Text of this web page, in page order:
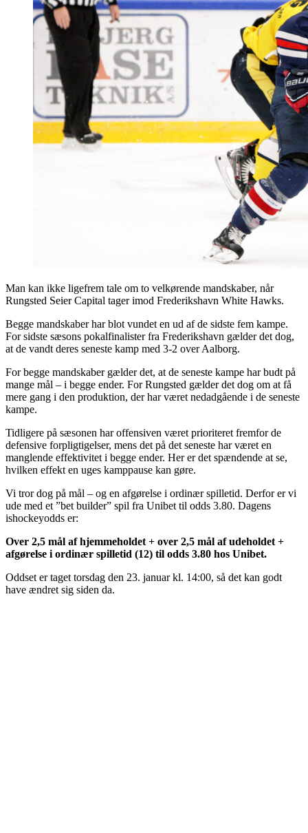
Man kan ikke ligefrem tale om to velkørende mandskaber, når
Rungsted Seier Capital tager imod Frederikshavn White Hawks.
Begge mandskaber har blot vundet en ud af de sidste fem kampe.
For sidste sæsons pokalfinalister fra Frederikshavn gælder det dog,
at de vandt deres seneste kamp med 3-2 over Aalborg.
For begge mandskaber gælder det, at de seneste kampe har budt på
mange mål – i begge ender. For Rungsted gælder det dog om at få
mere gang i den produktion, der har været nedadgående i de seneste
kampe.
Tidligere på sæsonen har offensiven været prioriteret fremfor de
defensive forpligtigelser, mens det på det seneste har været en
manglende effektivitet i begge ender. Her er det spændende at se,
hvilken effekt en uges kamppause kan gøre.
Vi tror dog på mål – og en afgørelse i ordinær spilletid. Derfor er vi
ude med et ”bet builder” spil fra Unibet til odds 3.80. Dagens
ishockeyodds er:
Over 2,5 mål af hjemmeholdet + over 2,5 mål af udeholdet +
afgørelse i ordinær spilletid (12) til odds 3.80 hos Unibet.
Oddset er taget torsdag den 23. januar kl. 14:00, så det kan godt
have ændret sig siden da.